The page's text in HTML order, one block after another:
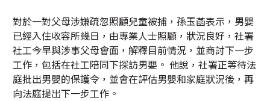
對於一對父母涉嫌疏忽照顧兒童被捕，孫玉菡表示，男嬰
已經入住收容所幾日，由專業人士照顧，狀況良好，社署
社工今早與涉事父母會面，解釋目前情況，並商討下一步
工作，包括在社工陪同下探訪男嬰。 他說，社署正等待法
庭批出男嬰的保護令，並會在評估男嬰和家庭狀況後，再
向法庭提出下一步工作。